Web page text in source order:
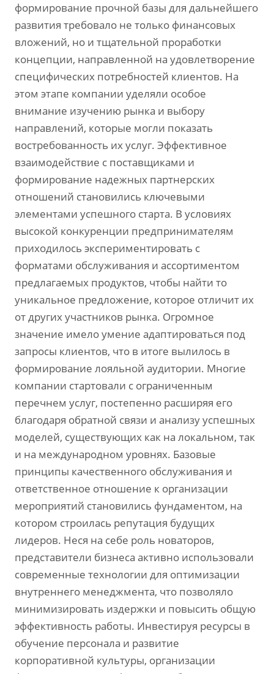
формирование прочной базы для дальнейшего
развития требовало не только финансовых
вложений‚ но и тщательной проработки
концепции‚ направленной на удовлетворение
специфических потребностей клиентов. На
этом этапе компании уделяли особое
внимание изучению рынка и выбору
направлений‚ которые могли показать
востребованность их услуг. Эффективное
взаимодействие с поставщиками и
формирование надежных партнерских
отношений становились ключевыми
элементами успешного старта. В условиях
высокой конкуренции предпринимателям
приходилось экспериментировать с
форматами обслуживания и ассортиментом
предлагаемых продуктов‚ чтобы найти то
уникальное предложение‚ которое отличит их
от других участников рынка. Огромное
значение имело умение адаптироваться под
запросы клиентов‚ что в итоге вылилось в
формирование лояльной аудитории. Многие
компании стартовали с ограниченным
перечнем услуг‚ постепенно расширяя его
благодаря обратной связи и анализу успешных
моделей‚ существующих как на локальном‚ так
и на международном уровнях. Базовые
принципы качественного обслуживания и
ответственное отношение к организации
мероприятий становились фундаментом‚ на
котором строилась репутация будущих
лидеров. Неся на себе роль новаторов‚
представители бизнеса активно использовали
современные технологии для оптимизации
внутреннего менеджмента‚ что позволяло
минимизировать издержки и повысить общую
эффективность работы. Инвестируя ресурсы в
обучение персонала и развитие
корпоративной культуры‚ организации